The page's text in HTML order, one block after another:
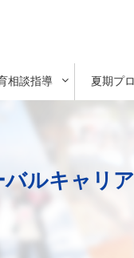
相談指導 夏期プ
バルキャリ